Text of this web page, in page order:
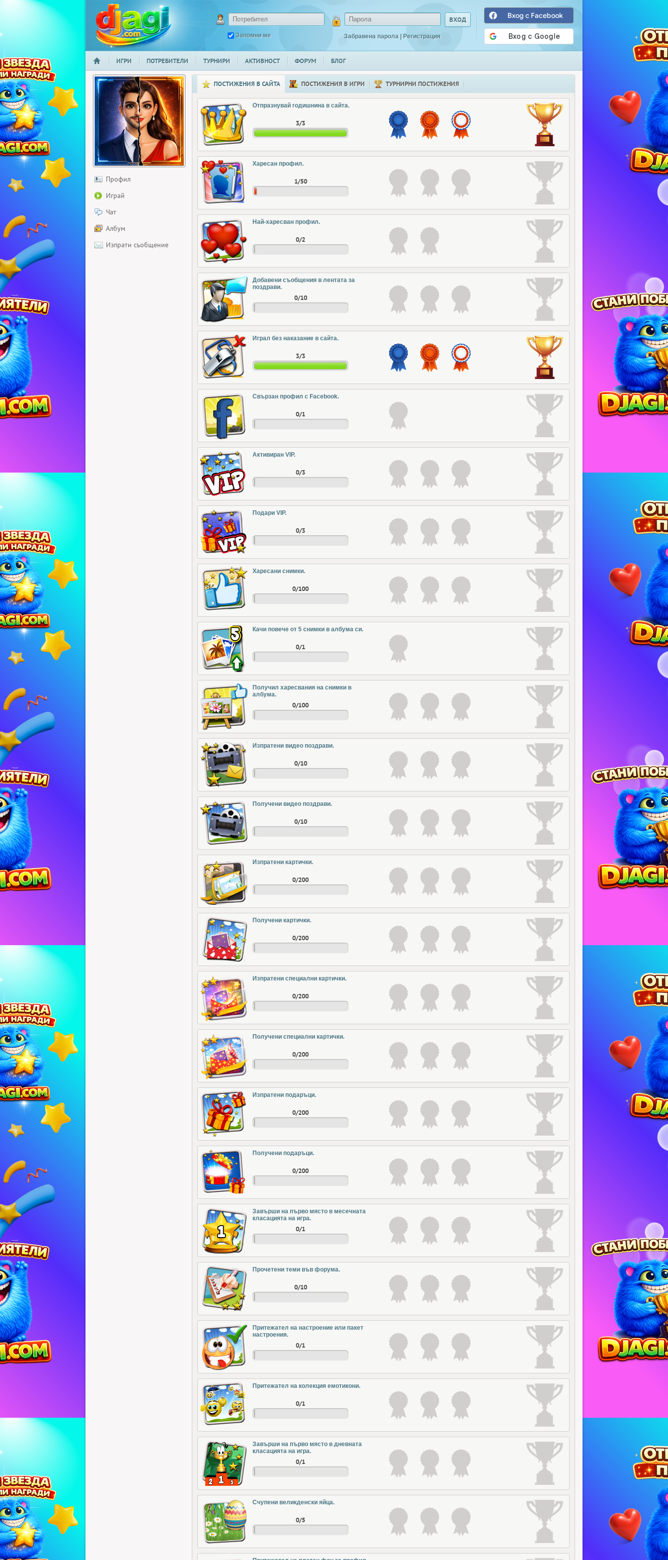
djagi.com
Запомни ме Забравена парола | Регистрация
Вход с Facebook
НАЧАЛО
ИГРИ ПОТРЕБИТЕЛИ ТУРНИРИ АКТИВНОСТ ФОРУМ БЛОГ
Профил
Играй
Чат
Албум
Изпрати съобщение
ПОСТИЖЕНИЯ В САЙТА ПОСТИЖЕНИЯ В ИГРИ ТУРНИРНИ ПОСТИЖЕНИЯ
Отпразнувай годишнина в сайта.
3/3
Харесан профил.
1/50
Най-харесван профил.
0/2
Добавени съобщения в лентата за
поздрави.
0/10
Играл без наказание в сайта.
3/3
Свързан профил с Facebook.
0/1
Активиран VIP.
0/3
Подари VIP.
0/3
Харесани снимки.
0/100
Качи повече от 5 снимки в албума си.
0/1
Получил харесвания на снимки в
албума.
0/100
Изпратени видео поздрави.
0/10
Получени видео поздрави.
0/10
Изпратени картички.
0/200
Получени картички.
0/200
Изпратени специални картички.
0/200
Получени специални картички.
0/200
Изпратени подаръци.
0/200
Получени подаръци.
0/200
Завърши на първо място в месечната
класацията на игра.
0/1
Прочетени теми във форума.
0/10
Притежател на настроение или пакет
настроения.
0/1
Притежател на колекция емотикони.
0/1
Завърши на първо място в дневната
класацията на игра.
0/1
Счупени великденски яйца.
0/5